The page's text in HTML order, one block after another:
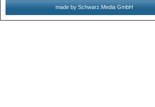
made by Schwarz.Media GmbH